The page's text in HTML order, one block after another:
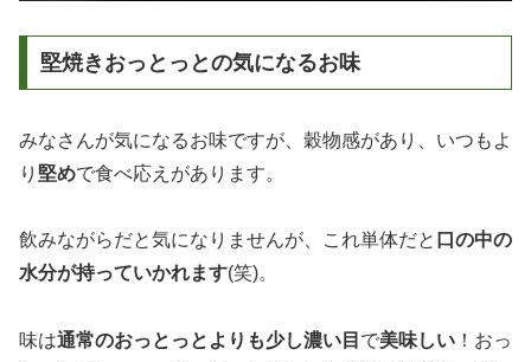
堅焼きおっとっとの気になるお味
みなさんが気になるお味ですが、穀物感があり、いつもよ
り 堅めで食べ応えがあります。
飲みながらだと気になりませんが、これ単体だと 口の中の
水分が持っていかれます(笑)。
味は通常のおっとっとよりも少し濃い目 で美味しい ！おっ